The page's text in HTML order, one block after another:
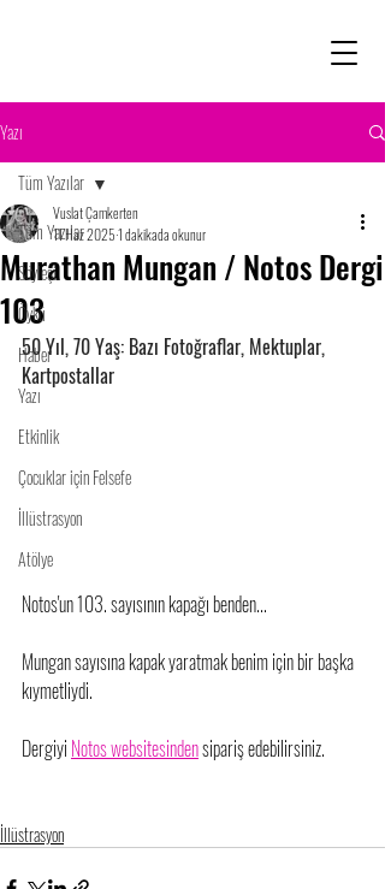
Yazı
Tüm Yazılar
Söyleşi
Öykü
Haber
Yazı
Etkinlik
Çocuklar için Felsefe
İllüstrasyon
Atölye
Tüm Yazılar
Murathan Mungan / Notos Dergi
103
Vuslat Çamkerten
11 Haz 20251 dakikada okunur
50 Yıl, 70 Yaş: Bazı Fotoğraflar, Mektuplar,
Kartpostallar
Notos'un 103. sayısının kapağı benden...
Mungan sayısına kapak yaratmak benim için bir başka
kıymetliydi.
Dergiyi Notos websitesinden sipariş edebilirsiniz.
İllüstrasyon